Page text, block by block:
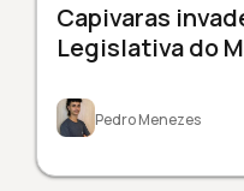
Capivaras
Legislativa do
Pedro Menezes